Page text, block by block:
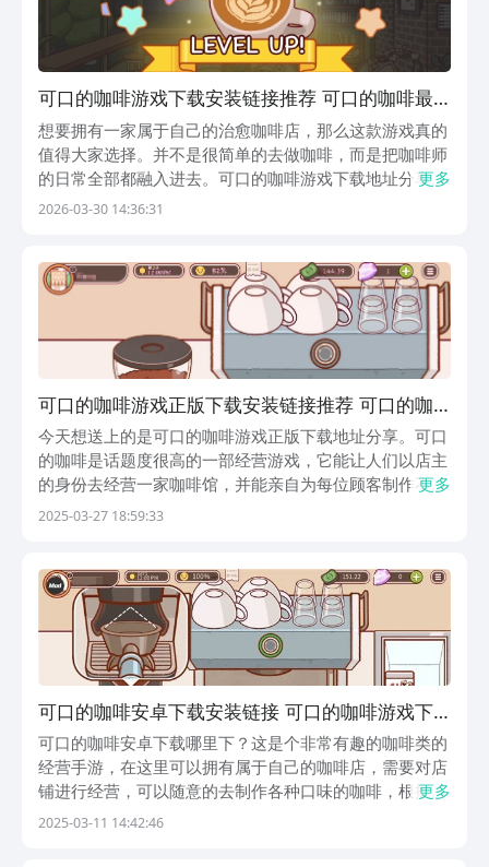
可口的咖啡游戏下载安装链接推荐 可口的咖啡最
新版本下载链接分享
想要拥有一家属于自己的治愈咖啡店，那么这款游戏真的
值得大家选择。并不是很简单的去做咖啡，而是把咖啡师
的日常全部都融入进去。可口的咖啡游戏下载地址分享给
所有的人，如果大家想下载这款游戏，那就只需要通过以
址》...
更多
2026-03-30 14:36:31
可口的咖啡游戏正版下载安装链接推荐 可口的咖
啡最新预约下载地址分享
今天想送上的是可口的咖啡游戏正版下载地址分享。可口
的咖啡是话题度很高的一部经营游戏，它能让人们以店主
的身份去经营一家咖啡馆，并能亲自为每位顾客制作不同
口味的咖啡，乐趣相当的足。倘若大家也想将这部游戏下
#...
更多
2025-03-27 18:59:33
可口的咖啡安卓下载安装链接 可口的咖啡游戏下
载攻略
可口的咖啡安卓下载哪里下？这是个非常有趣的咖啡类的
经营手游，在这里可以拥有属于自己的咖啡店，需要对店
铺进行经营，可以随意的去制作各种口味的咖啡，根据顾
客的需求提供合适口味的咖啡，从而赚取金币，可玩性很
更多
2025-03-11 14:42:46